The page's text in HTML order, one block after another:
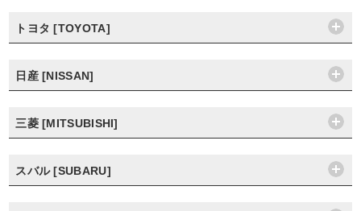
トヨタ [TOYOTA]
日産 [NISSAN]
三菱 [MITSUBISHI]
スバル [SUBARU]